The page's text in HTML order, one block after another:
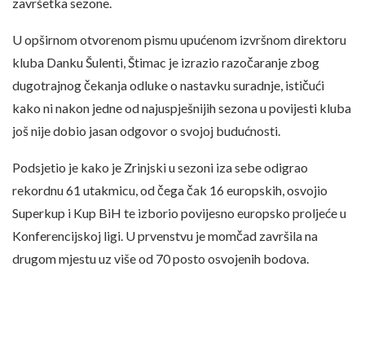
U opširnom otvorenom pismu upućenom izvršnom direktoru
kluba Danku Šulenti, Štimac je izrazio razočaranje zbog
dugotrajnog čekanja odluke o nastavku suradnje, ističući
kako ni nakon jedne od najuspješnijih sezona u povijesti kluba
još nije dobio jasan odgovor o svojoj budućnosti.
Podsjetio je kako je Zrinjski u sezoni iza sebe odigrao
rekordnu 61 utakmicu, od čega čak 16 europskih, osvojio
Superkup i Kup BiH te izborio povijesno europsko proljeće u
Konferencijskoj ligi. U prvenstvu je momčad završila na
drugom mjestu uz više od 70 posto osvojenih bodova.